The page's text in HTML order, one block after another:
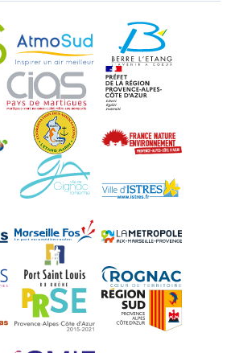
AtmoSud Berre l'Etang
CIAS
Côte BleueEtang marin
Gignac-la-Nerthe
Port-Saint-Louis
Chamas PRSE Région Sud